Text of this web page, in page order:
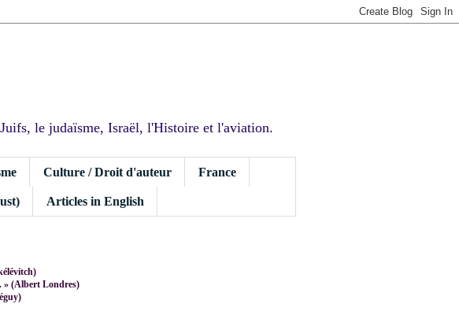
le judaïsme, Israël, l'Histoire et l'aviation.
Culture / Droit d'auteur France
Articles in English
» (Albert Londres)